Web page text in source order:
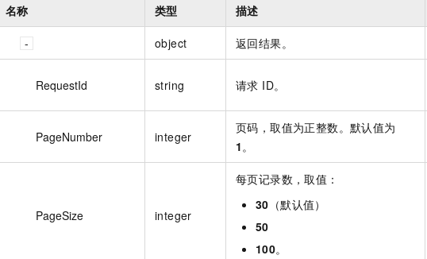
名称 类型 描述
object 返回结果。
RequestId string 请求 ID。
PageNumber integer
页码，取值为正整数。默认值为
1 。
PageSize integer
每页记录数，取值：
30 （默认值）
50
100。